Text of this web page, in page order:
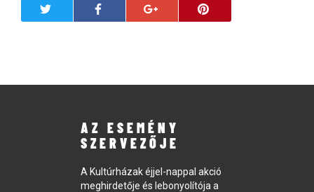
AZ ESEMÉNY
SZERVEZŐJE
A Kultúrházak éjjel-nappal akció
meghirdetője és lebonyolítója a